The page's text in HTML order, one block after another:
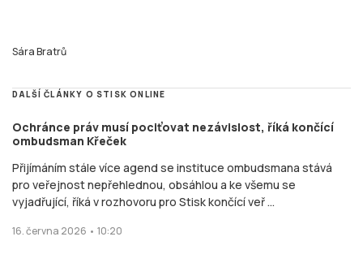
Sára Bratrů
DALŠÍ ČLÁNKY O STISK ONLINE
Ochránce práv musí pociťovat nezávislost, říká končící
ombudsman Křeček
Přijímáním stále více agend se instituce ombudsmana stává
pro veřejnost nepřehlednou, obsáhlou a ke všemu se
vyjadřující, říká v rozhovoru pro Stisk končící veř ...
16. června 2026 • 10:20